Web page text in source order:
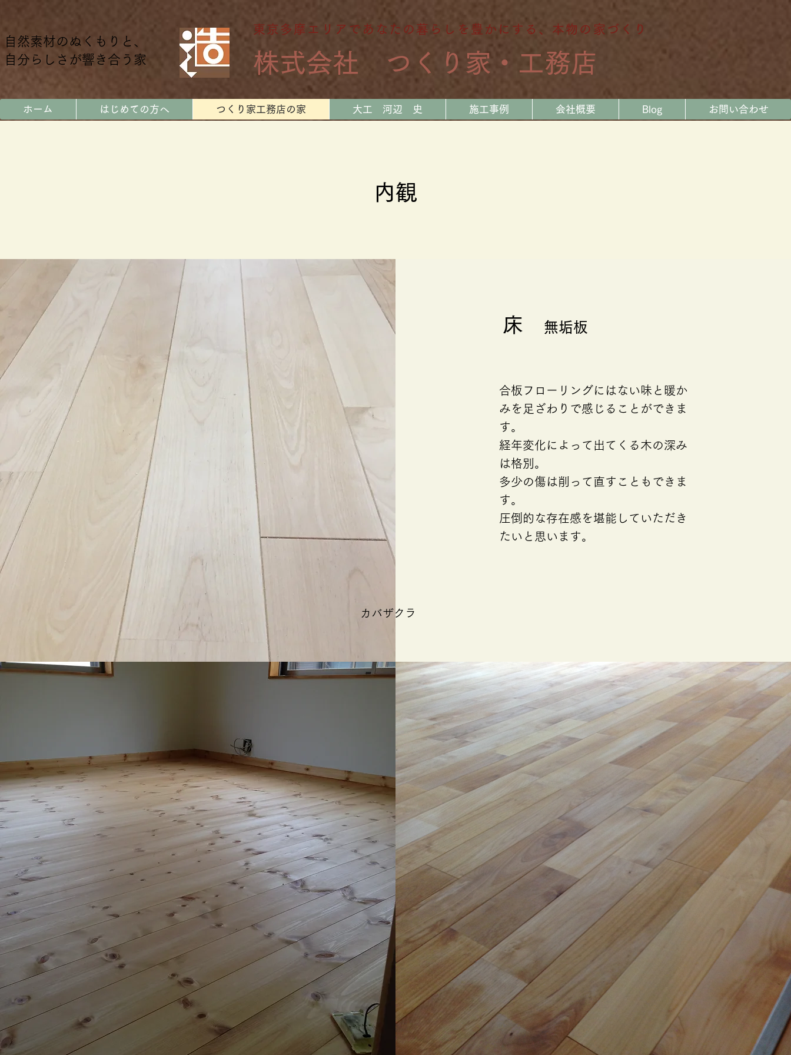
自然素材のぬくもりと、
自分らしさが響き合う家
東京多摩エリアであなたの暮らしを豊かにする、本物の家づくり
​株式会社 つくり家・工務店
ホーム はじめての方へ つくり家工務店の家 大工 河辺 史 施工事例 会社概要 Blog お問い合わせ
内観
床 無垢板
合板フローリングにはない味と暖か
みを足ざわりで感じることができま
す。
経年変化によって出てくる木の深み
は格別。
多少の傷は削って直すこともできま
す。
​圧倒的な存在感を堪能していただき
たいと思います。
​カバザクラ